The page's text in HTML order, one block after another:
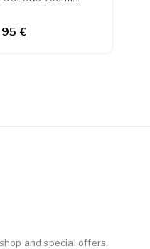
€
and special offers.